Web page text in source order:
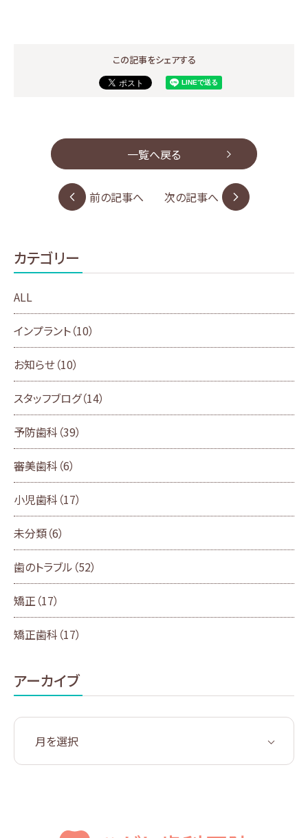
この記事をシェアする
前の記事へ
一覧へ戻る
次の記事へ
カテゴリー
ALL
インプラント（10）
お知らせ（10）
スタッフブログ（14）
予防歯科 （39）
審美歯科 （6）
小児歯科 （17）
未分類（6）
歯のトラブル （52）
矯正 （17）
矯正歯科 （17）
アーカイブ